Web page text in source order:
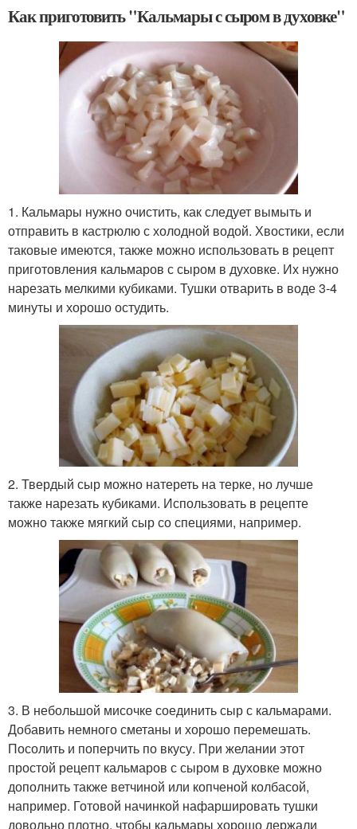
Как приготовить "Кальмары с сыром в духовке"
1. Кальмары нужно очистить, как следует вымыть и
отправить в кастрюлю с холодной водой. Хвостики, если
таковые имеются, также можно использовать в рецепт
приготовления кальмаров с сыром в духовке. Их нужно
нарезать мелкими кубиками. Тушки отварить в воде 3-4
минуты и хорошо остудить.
2. Твердый сыр можно натереть на терке, но лучше
также нарезать кубиками. Использовать в рецепте
можно также мягкий сыр со специями, например.
3. В небольшой мисочке соединить сыр с кальмарами.
Добавить немного сметаны и хорошо перемешать.
Посолить и поперчить по вкусу. При желании этот
простой рецепт кальмаров с сыром в духовке можно
дополнить также ветчиной или копченой колбасой,
например. Готовой начинкой нафаршировать тушки
довольно плотно, чтобы кальмары хорошо держали